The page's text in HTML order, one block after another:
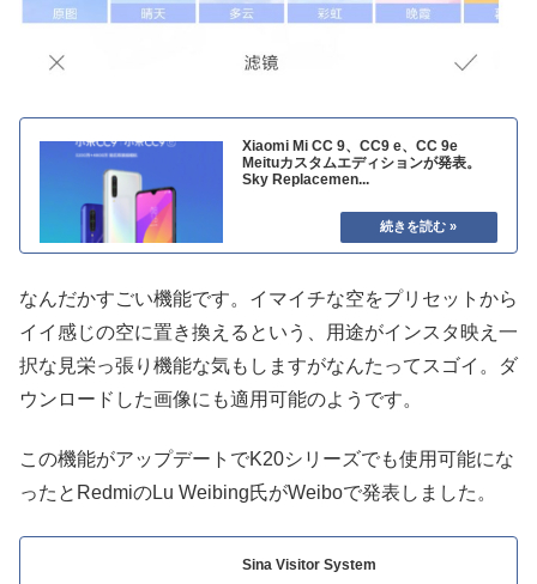
Xiaomi Mi CC 9、CC9 e、CC 9e
Meituカスタムエディションが発表。
Sky Replacemen...
なんだかすごい機能です。イマイチな空をプリセットから
イイ感じの空に置き換えるという、用途がインスタ映え一
択な見栄っ張り機能な気もしますがなんたってスゴイ。ダ
ウンロードした画像にも適用可能のようです。
この機能がアップデートでK20シリーズでも使用可能にな
ったとRedmiのLu Weibing氏がWeiboで発表しました。
Sina Visitor System